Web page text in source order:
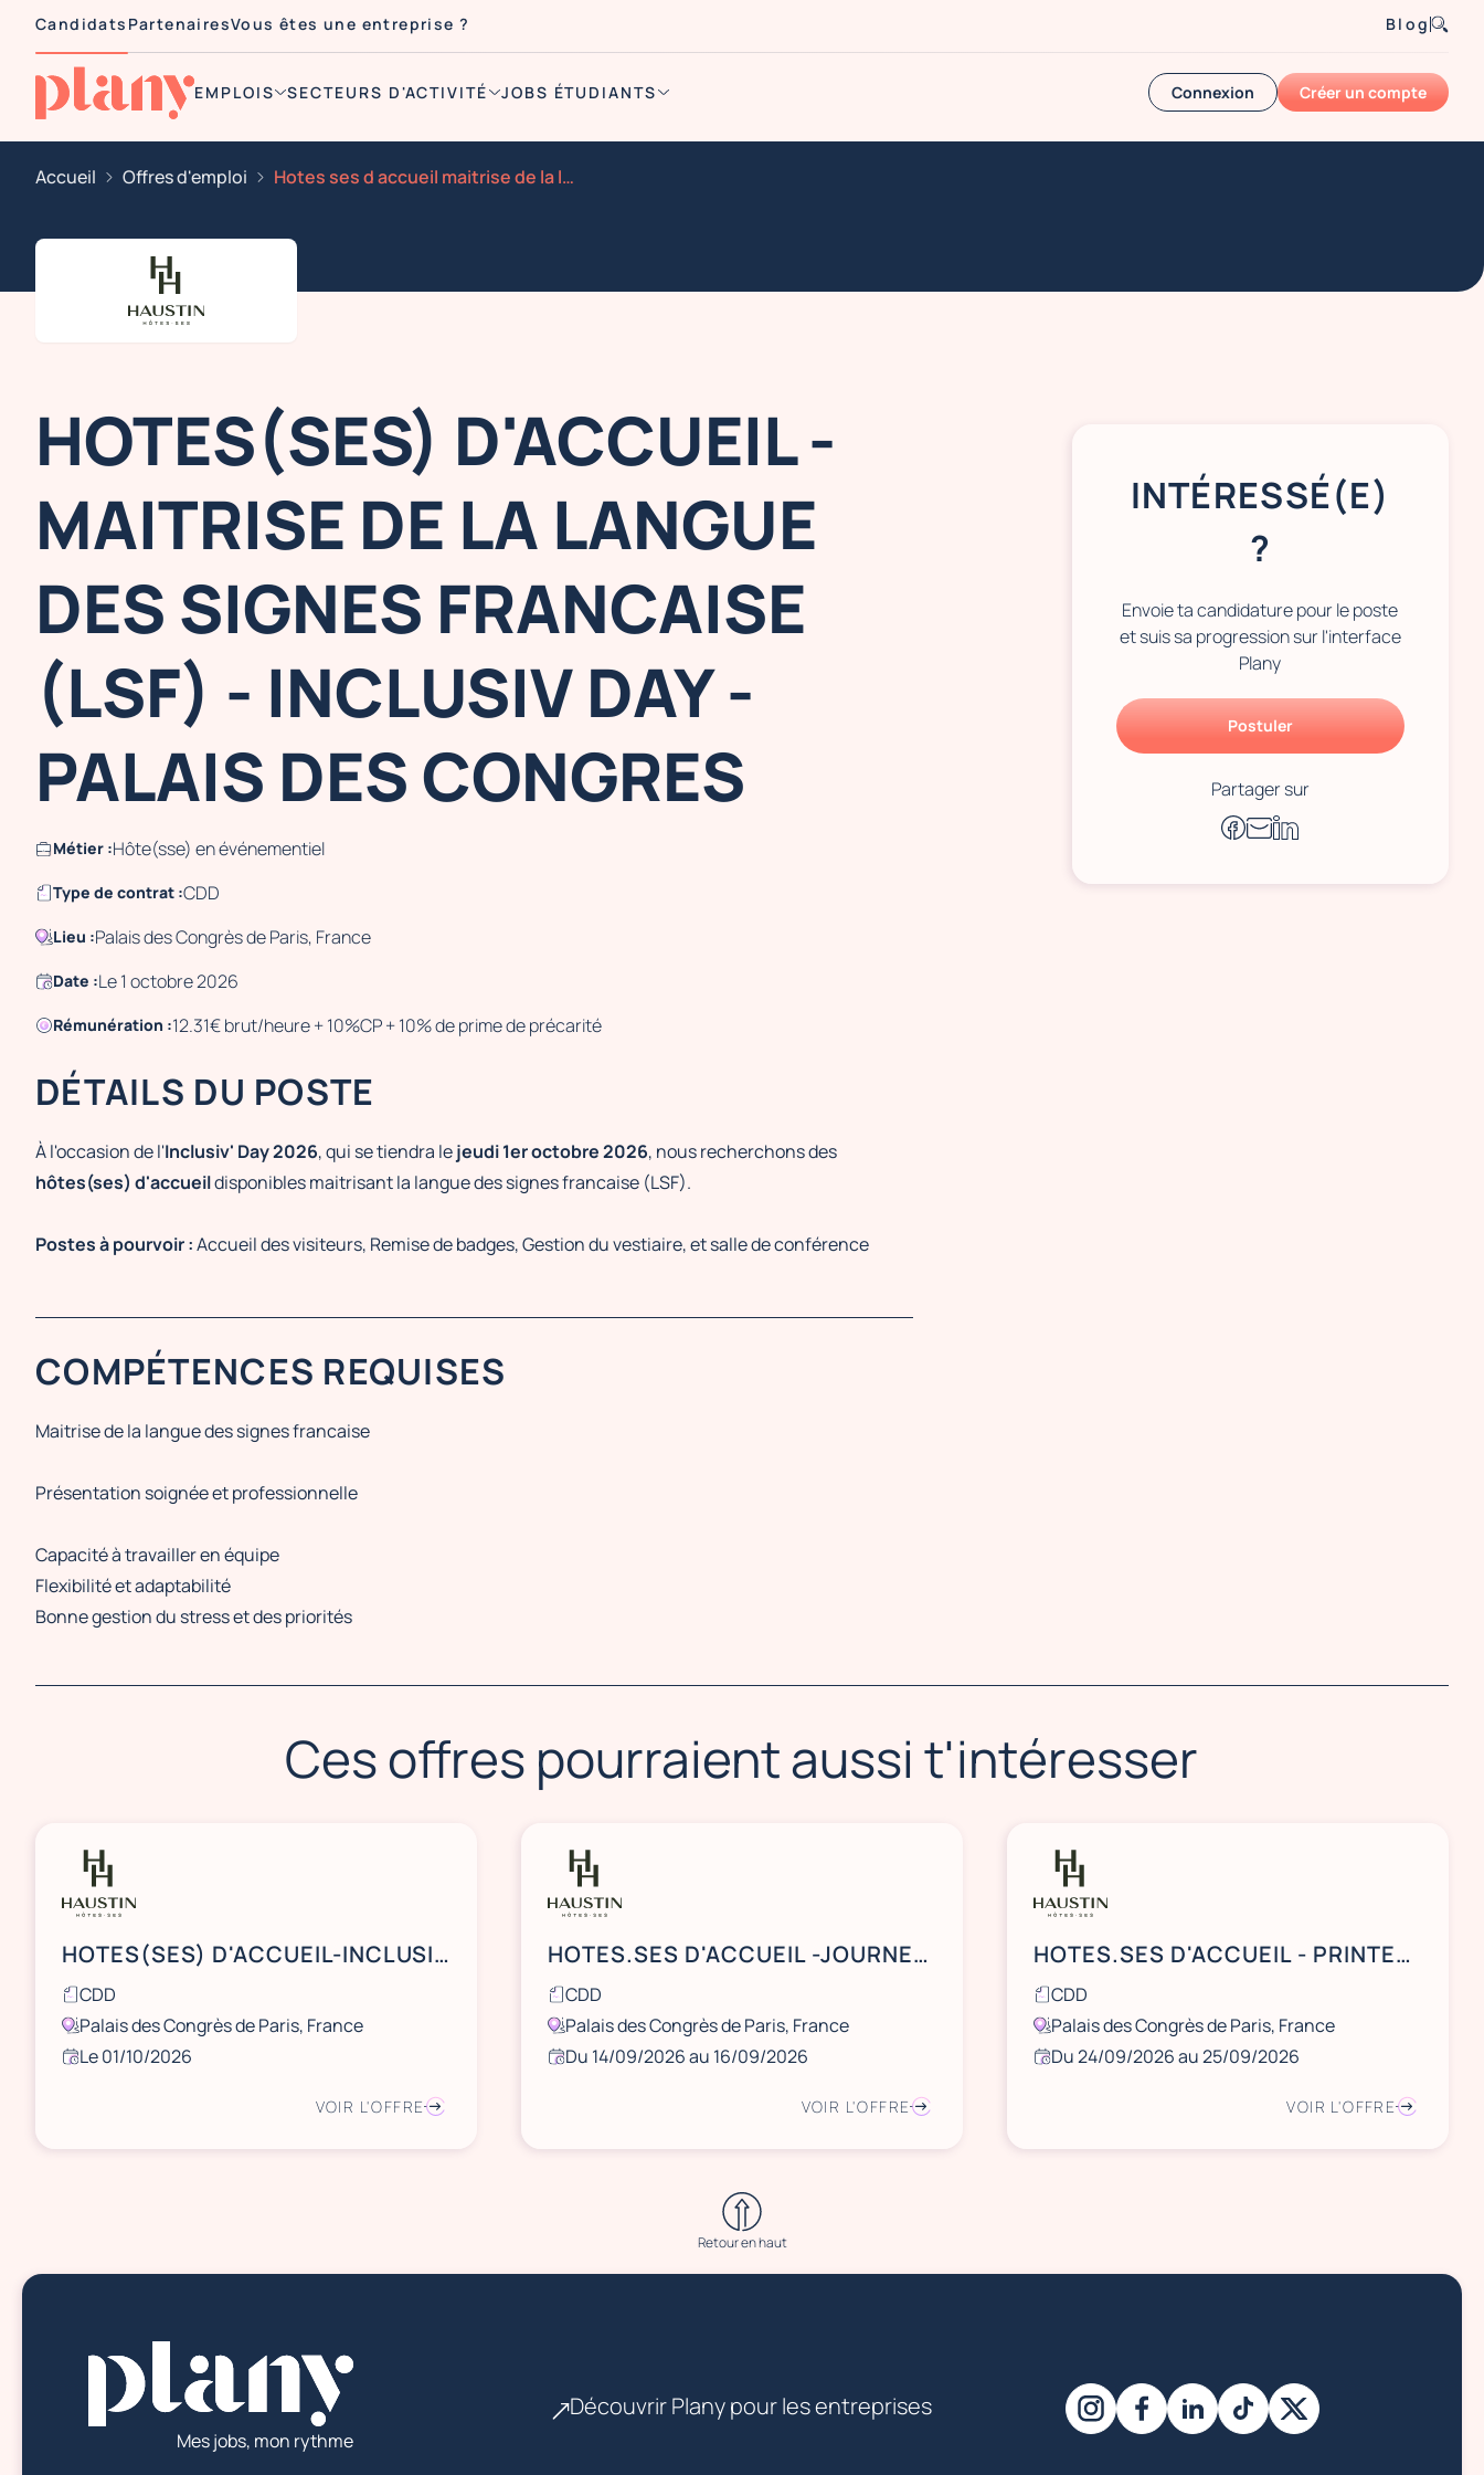
Candidats PartenairesVous êtes une entreprise ? Blog
EMPLOIS SECTEURS D'ACTIVITÉ JOBS ÉTUDIANTS Connexion Créer un compte
Accueil Offres d'emploi Hotes ses d accueil maitrise de la langue des signes f
HOTES(SES) D'ACCUEIL -
MAITRISE DE LA LANGUE
DES SIGNES FRANCAISE
(LSF) - INCLUSIV DAY -
PALAIS DES CONGRES
Métier :Hôte(sse) en événementiel
Type de contrat :CDD
Lieu :Palais des Congrès de Paris, France
Date :Le 1 octobre 2026
Rémunération :12.31€ brut/heure + 10%CP + 10% de prime de précarité
DÉTAILS DU POSTE
À l'occasion de l'Inclusiv' Day 2026, qui se tiendra lejeudi 1er octobre 2026, nous recherchons des
hôtes(ses) d'accueildisponibles maitrisant la langue des signes francaise (LSF).
Postes à pourvoir :Accueil des visiteurs, Remise de badges, Gestion du vestiaire, et salle de conférence
COMPÉTENCES REQUISES
Maitrise de la langue des signes francaise
Présentation soignée et professionnelle
Capacité à travailler en équipe
Flexibilité et adaptabilité
Bonne gestion du stress et des priorités
INTÉRESSÉ(E)
?
Envoie ta candidature pour le poste
et suis sa progression sur l'interface
Plany
Postuler
Partager sur
Ces offres pourraient aussi t'intéresser
HOTES(SES) D'ACCUEIL-INCLUSIV DAY - PALAIS DES CONGRES 75017
CDD
Palais des Congrès de Paris, France
Le 01/10/2026
VOIR L'OFFRE
HOTES.SES D'ACCUEIL -JOURNEES DU COURTAGE 2026 - PORTE MAILLOT 75017
CDD
Palais des Congrès de Paris, France
Du 14/09/2026 au 16/09/2026
VOIR L'OFFRE
HOTES.SES D'ACCUEIL - PRINTEMPS DES ETUDES 2026 - PORTE MAILLOT 75017
CDD
Palais des Congrès de Paris, France
Du 24/09/2026 au 25/09/2026
VOIR L'OFFRE
Retour en haut
Mes jobs, mon rythme
Découvrir Plany pour les entreprises